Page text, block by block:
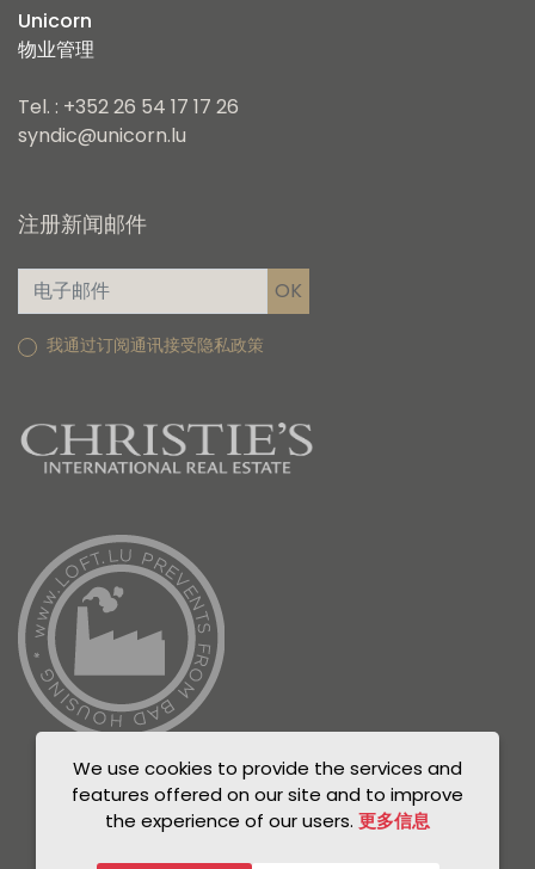
Unicorn
物业管理
Tel. : +352 26 54 17 17 26
syndic@unicorn.lu
注册新闻邮件
我通过订阅通讯接受隐私政策
We use cookies to provide the services and
features offered on our site and to improve
the experience of our users. 更多信息